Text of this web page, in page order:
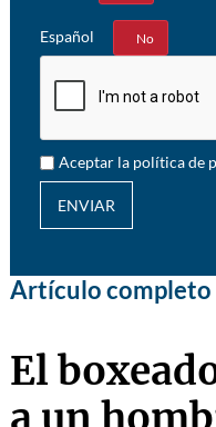
Español
Sí No
Aceptar la política de
ENVIAR
Artículo completo
El